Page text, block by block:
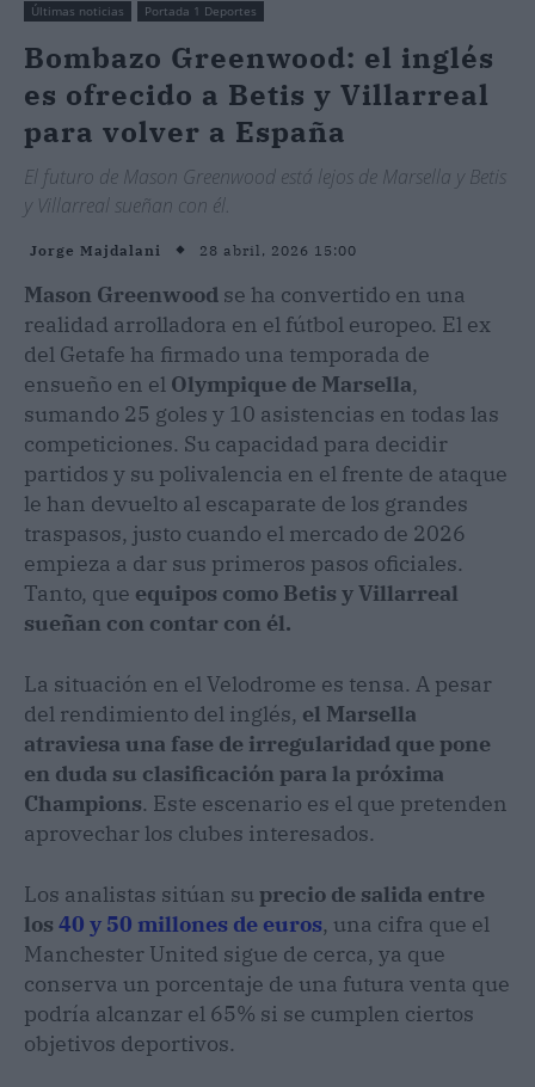
Últimas noticias Portada 1 Deportes
Bombazo Greenwood: el inglés
es ofrecido a Betis y Villarreal
para volver a España
​El futuro de Mason Greenwood está lejos de Marsella y Betis
y Villarreal sueñan con él.
Jorge Majdalani 28 abril, 2026 15:00
Mason Greenwood se ha convertido en una
realidad arrolladora en el fútbol europeo. El ex
del Getafe ha firmado una temporada de
ensueño en el Olympique de Marsella,
sumando 25 goles y 10 asistencias en todas las
competiciones. Su capacidad para decidir
partidos y su polivalencia en el frente de ataque
le han devuelto al escaparate de los grandes
traspasos, justo cuando el mercado de 2026
empieza a dar sus primeros pasos oficiales.
Tanto, que equipos como Betis y Villarreal
sueñan con contar con él.​
La situación en el Velodrome es tensa. A pesar
del rendimiento del inglés, el Marsella
atraviesa una fase de irregularidad que pone
en duda su clasificación para la próxima
Champions. Este escenario es el que pretenden
aprovechar los clubes interesados.
Los analistas sitúan suprecio de salida entre
los 40 y 50 millones de euros, una cifra que el
Manchester United sigue de cerca, ya que
conserva un porcentaje de una futura venta que
podría alcanzar el 65% si se cumplen ciertos
objetivos deportivos. ​